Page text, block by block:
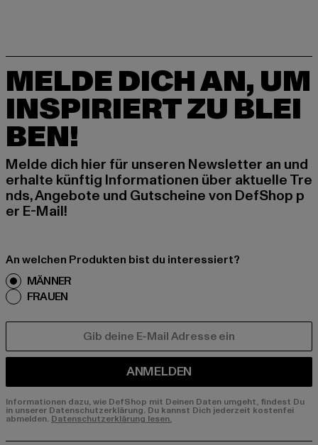
MELDE DICH AN, UM
INSPIRIERT ZU BLEI
BEN!
Melde dich hier für unseren Newsletter an und
erhalte künftig Informationen über aktuelle Tre
nds, Angebote und Gutscheine von DefShop p
er E-Mail!
An welchen Produkten bist du interessiert?
MÄNNER
FRAUEN
ANMELDEN
Informationen dazu, wie DefShop mit Deinen Daten umgeht, findest Du
in unserer Datenschutzerklärung. Du kannst Dich jederzeit kostenfei
abmelden. Datenschutzerklärung lesen.